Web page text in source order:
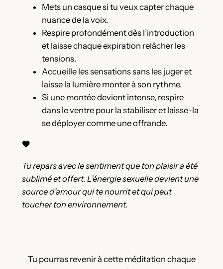
Mets un casque si tu veux capter chaque
nuance de la voix.
Respire profondément dès l’introduction
et laisse chaque expiration relâcher les
tensions.
Accueille les sensations sans les juger et
laisse la lumière monter à son rythme.
Si une montée devient intense, respire
dans le ventre pour la stabiliser et laisse-la
se déployer comme une offrande.
🖤
Tu repars avec le sentiment que ton plaisir a été
sublimé et offert. L’énergie sexuelle devient une
source d’amour qui te nourrit et qui peut
toucher ton environnement.
Tu pourras revenir à cette méditation chaque